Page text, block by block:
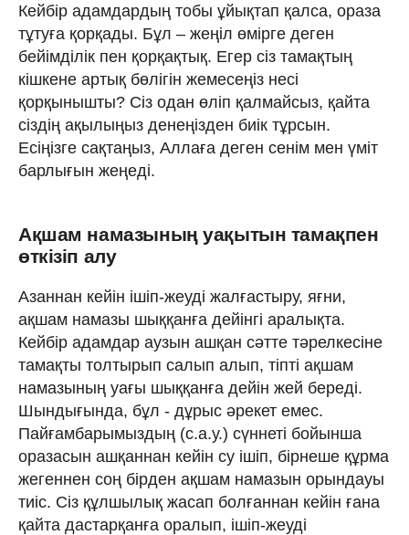
Кейбір адамдардың тобы ұйықтап қалса, ораза
тұтуға қорқады. Бұл – жеңіл өмірге деген
бейімділік пен қорқақтық. Егер сіз тамақтың
кішкене артық бөлігін жемесеңіз несі
қорқынышты? Сіз одан өліп қалмайсыз, қайта
сіздің ақылыңыз денеңізден биік тұрсын.
Есіңізге сақтаңыз, Аллаға деген сенім мен үміт
барлығын жеңеді.
Ақшам намазының уақытын тамақпен
өткізіп алу
Азаннан кейін ішіп-жеуді жалғастыру, яғни,
ақшам намазы шыққанға дейінгі аралықта.
Кейбір адамдар аузын ашқан сәтте тәрелкесіне
тамақты толтырып салып алып, тіпті ақшам
намазының уағы шыққанға дейін жей береді.
Шындығында, бұл - дұрыс әрекет емес.
Пайғамбарымыздың (с.а.у.) сүннеті бойынша
оразасын ашқаннан кейін су ішіп, бірнеше құрма
жегеннен соң бірден ақшам намазын орындауы
тиіс. Сіз құлшылық жасап болғаннан кейін ғана
қайта дастарқанға оралып, ішіп-жеуді